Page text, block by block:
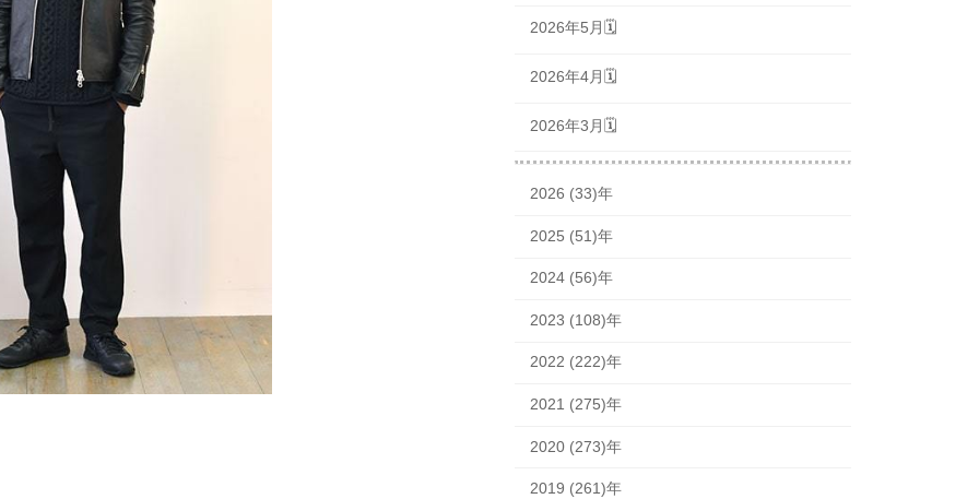
2026年5月🗓
2026年4月🗓
2026年3月🗓
2026 (33)年
2025 (51)年
2024 (56)年
2023 (108)年
2022 (222)年
2021 (275)年
2020 (273)年
2019 (261)年